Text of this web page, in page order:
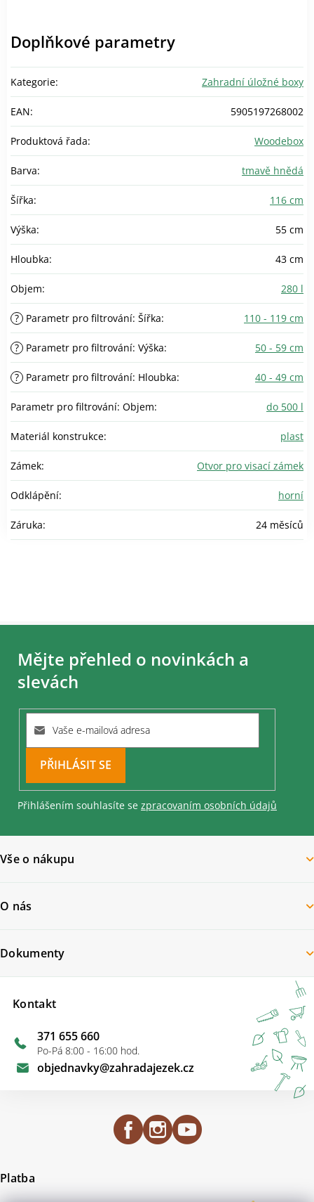
Doplňkové parametry
Kategorie: Zahradní úložné boxy
EAN: 5905197268002
Produktová řada: Woodebox
Barva: tmavě hnědá
Šířka: 116 cm
Výška: 55 cm
Hloubka: 43 cm
Objem: 280 l
? Parametr pro filtrování: Šířka: 110 - 119 cm
? Parametr pro filtrování: Výška: 50 - 59 cm
? Parametr pro filtrování: Hloubka: 40 - 49 cm
Parametr pro filtrování: Objem: do 500 l
Materiál konstrukce: plast
Zámek: Otvor pro visací zámek
Odklápění: horní
Záruka: 24 měsíců
Z
Mějte přehled o novinkách a
slevách
PŘIHLÁSIT
SE
Přihlášením souhlasíte se zpracovaním osobních údajů
Vše o nákupu
O nás
Kontakt
objednavky@zahradajezek.cz
371 655 660
Po-Pá 8:00 - 16:00 hod.
Dokumenty
Platba